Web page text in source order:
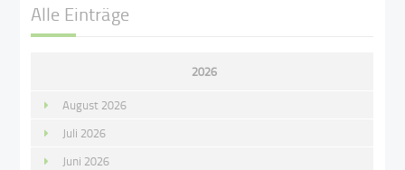
Alle Einträge
2026
August 2026
Juli 2026
Juni 2026